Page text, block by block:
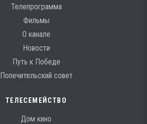
Телепрограмма
Фильмы
О канале
Новости
Путь к Победе
Попечительский совет
ТЕЛЕСЕМЕЙСТВО
Дом кино